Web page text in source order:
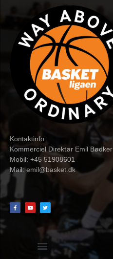
Kontaktinfo:
Kommerciel Direktør Emil Bødker
Mobil: +45 51908601
Mail:emil@basket.dk